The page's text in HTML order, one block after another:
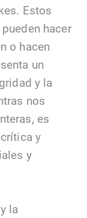
Estos
hacer
o hacen
un
y la
nos
es
y
y
la